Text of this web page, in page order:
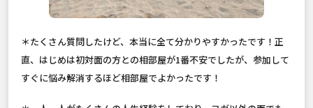
＊たくさん質問したけど、本当に全て分かりやすかったです！正
直、はじめは初対面の方との相部屋が1番不安でしたが、参加して
すぐに悩み解消するほど相部屋でよかったです！